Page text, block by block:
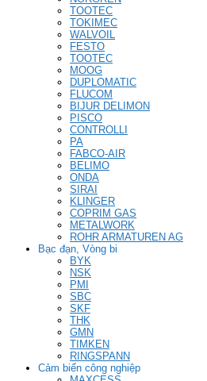
TOOTEC
TOKIMEC
WALVOIL
FESTO
TOOTEC
MOOG
DUPLOMATIC
FLUCOM
BIJUR DELIMON
PISCO
CONTROLLI
PA
FABCO-AIR
BELIMO
ONDA
SIRAI
KLINGER
COPRIM GAS
METALWORK
ROHR ARMATUREN AG
Bạc đạn, Vòng bi
BYK
NSK
PMI
SBC
SKF
THK
GMN
TIMKEN
RINGSPANN
Cảm biến công nghiệp